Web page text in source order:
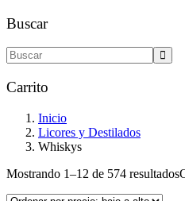
Buscar
Carrito
Inicio
Licores y Destilados
Whiskys
Mostrando 1–12 de 574 resultados